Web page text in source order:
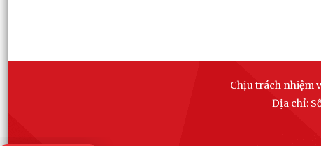
Chịu trách nhiệm
Địa chỉ: